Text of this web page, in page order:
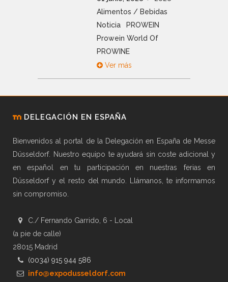
Alimentos / Bebidas
Noticia
PROWEIN
Prowein World Of
PROWINE
Ver más
DELEGACIÓN EN ESPAÑA
Bienvenidos al portal de la Delegación en España de Messe
Düsseldorf. Nuestro equipo te ayudará sin coste adicional y
en español en tu participación en nuestras ferias en
Düsseldorf y el resto del mundo. Llámanos, te informamos
sin compromiso.
C./ Fernando Garrido, 6 - Local
(a pie de calle)
28015 Madrid
(0034) 915 944 586
info@expodusseldorf.com